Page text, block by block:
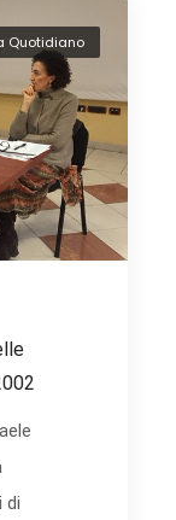
Quotidiano
di